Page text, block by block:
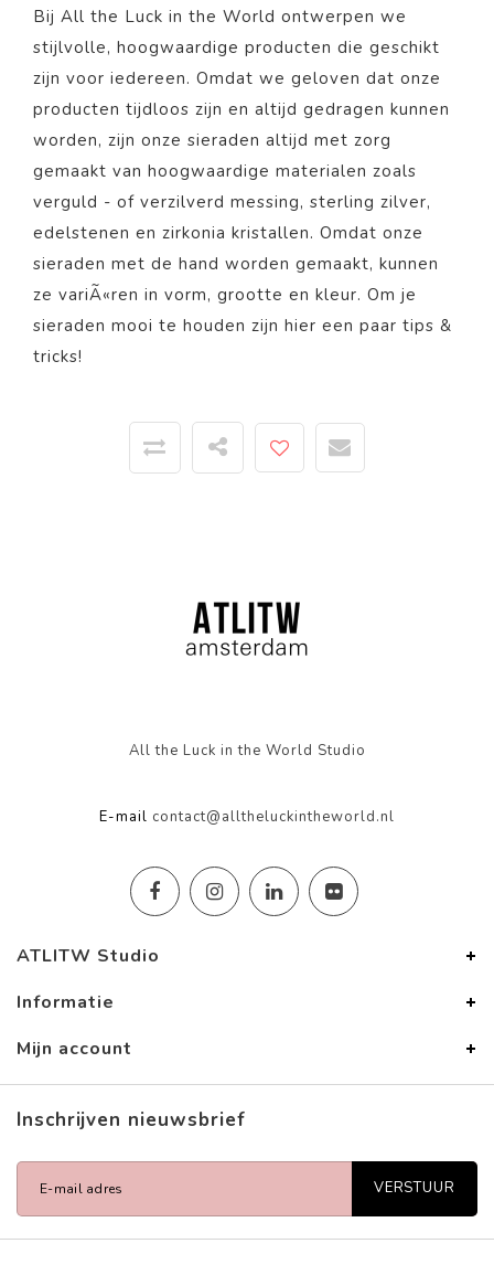
Bij All the Luck in the World ontwerpen we
stijlvolle, hoogwaardige producten die geschikt
zijn voor iedereen. Omdat we geloven dat onze
producten tijdloos zijn en altijd gedragen kunnen
worden, zijn onze sieraden altijd met zorg
gemaakt van hoogwaardige materialen zoals
verguld - of verzilverd messing, sterling zilver,
edelstenen en zirkonia kristallen. Omdat onze
sieraden met de hand worden gemaakt, kunnen
ze variÃ«ren in vorm, grootte en kleur. Om je
sieraden mooi te houden zijn hier een paar tips &
tricks!
All the Luck in the World Studio
E-mail contact@alltheluckintheworld.nl
ATLITW Studio
Informatie
Mijn account
Inschrijven nieuwsbrief
VERSTUUR